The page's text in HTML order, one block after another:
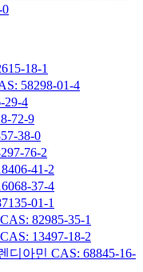
18-1
58298-01-4
29-4
72-9
38-0
76-2
41-2
37-4
01-1
82985-35-1
13497-18-2
디아민 CAS: 68845-16-